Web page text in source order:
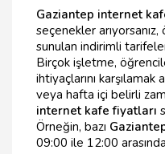
Gaziantep internet
seçenekler
sunulan indirimli
Birçok işletme,
ihtiyaçlarını
veya hafta içi belirli
internet kafe fiyatları
Örneğin, bazı
09:00 ile 12:00